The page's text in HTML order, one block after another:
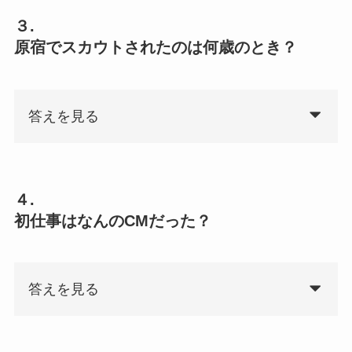
３.
原宿でスカウトされたのは何歳のとき？
答えを見る
４.
初仕事はなんのCMだった？
答えを見る